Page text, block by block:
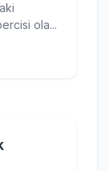
ola...